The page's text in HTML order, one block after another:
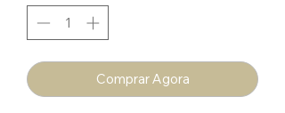
Comprar Agora